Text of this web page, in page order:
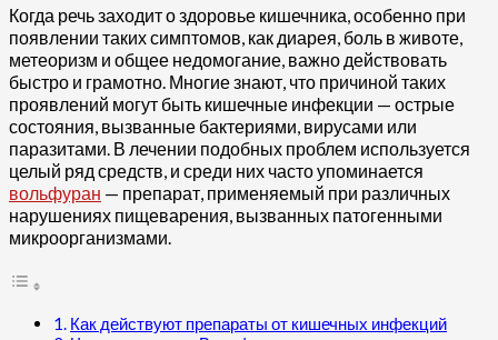
Когда речь заходит о здоровье кишечника, особенно при
появлении таких симптомов, как диарея, боль в животе,
метеоризм и общее недомогание, важно действовать
быстро и грамотно. Многие знают, что причиной таких
проявлений могут быть кишечные инфекции — острые
состояния, вызванные бактериями, вирусами или
паразитами. В лечении подобных проблем используется
целый ряд средств, и среди них часто упоминается
вольфуран — препарат, применяемый при различных
нарушениях пищеварения, вызванных патогенными
микроорганизмами.
Как действуют препараты от кишечных инфекций